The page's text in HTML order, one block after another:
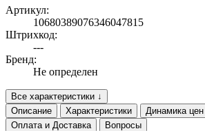
Артикул:
10680389076346047815
Штрихкод:
---
Бренд:
Не определен
Все характеристики ↓
Описание
Характеристики Динамика цен
Оплата и Доставка
Вопросы